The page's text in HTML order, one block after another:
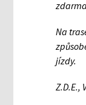
Na
jízdy.
Z.D.E.,